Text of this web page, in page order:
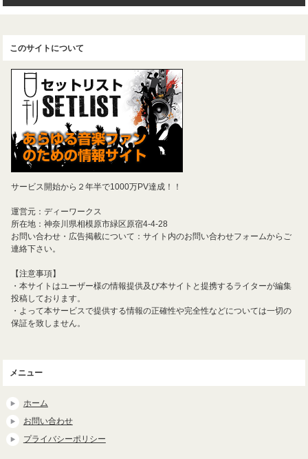
このサイトについて
サービス開始から２年半で1000万PV達成！！
運営元：ディーワークス
所在地：神奈川県相模原市緑区原宿4-4-28
お問い合わせ・広告掲載について：サイト内のお問い合わせフォームからご
連絡下さい。
【注意事項】
・本サイトはユーザー様の情報提供及び本サイトと提携するライターが編集
投稿しております。
・よって本サービスで提供する情報の正確性や完全性などについては一切の
保証を致しません。
メニュー
ホーム
お問い合わせ
プライバシーポリシー